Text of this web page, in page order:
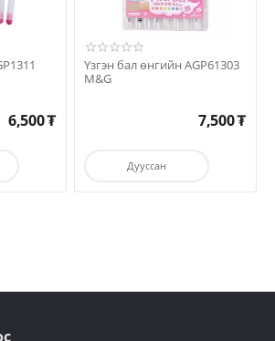
6,500₮
Үзгэн бал өнгийн AGP61303
M&G
7,500₮
Дууссан